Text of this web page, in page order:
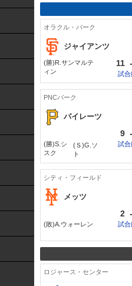
オラクル・パーク
ジャイアンツ
11 -
試
(勝)R.サンマルテ
ィン
PNCパーク
パイレーツ
9 -
試
(勝)S.シ
スク
(Ｓ)G.ソ
ト
シティ・フィールド
メッツ
2 -
試
(敗)A.ウォーレン
ロジャース・センター